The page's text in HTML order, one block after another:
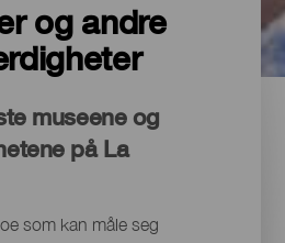
og andre
museene og
på La
som kan måle seg